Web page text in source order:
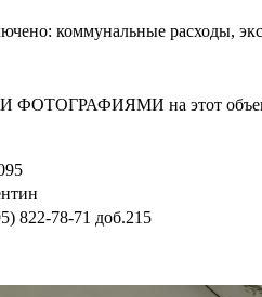
коммунальные расходы,
на этот объект,
822-78-71 доб.215